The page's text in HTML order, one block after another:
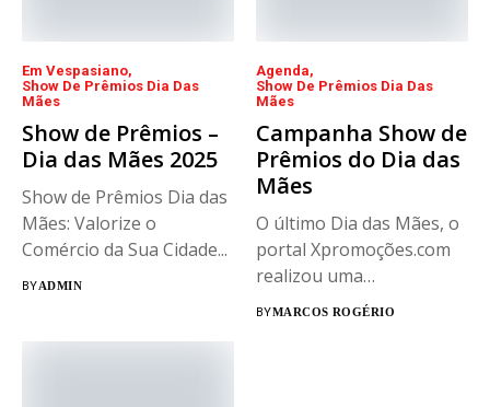
Em Vespasiano
Show De Prêmios Dia Das
Mães
Show de Prêmios –
Dia das Mães 2025
Show de Prêmios Dia das
Mães: Valorize o
Comércio da Sua Cidade...
BYADMIN
Agenda
Show De Prêmios Dia Das
Mães
Campanha Show de
Prêmios do Dia das
Mães
O último Dia das Mães, o
portal Xpromoções.com
realizou uma
emocionante campanha...
BYMARCOS ROGÉRIO